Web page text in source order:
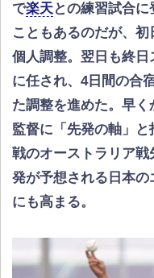
で楽天との練習試合
こともあるのだが、
個人調整。翌日も終
に任され、4日間の合
た調整を進めた。早
監督に「先発の軸」
戦のオーストラリア
発が予想される日本の
にも高まる。